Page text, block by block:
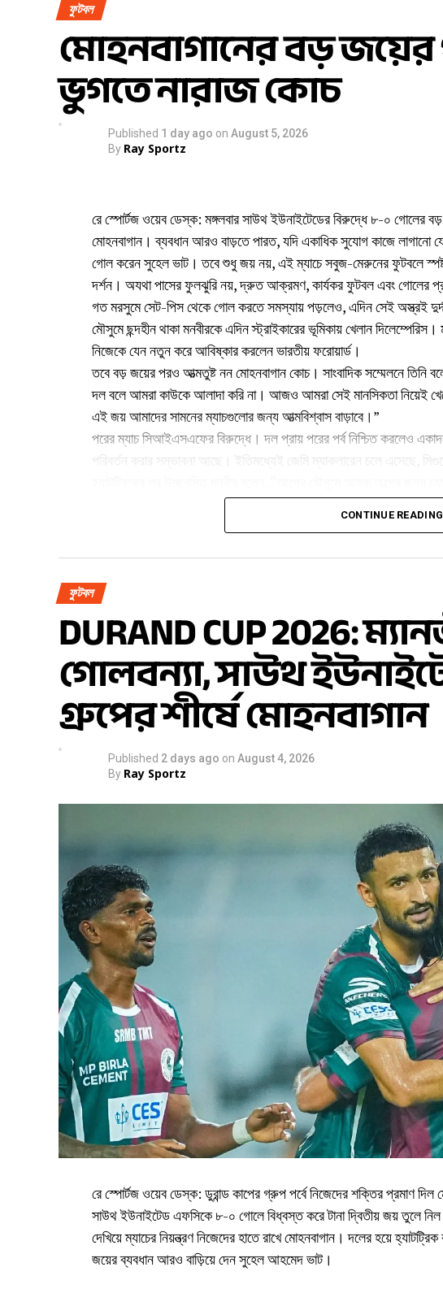
ফুটবল
মোহনবাগানের বড়
ভুগতে নারাজ কোচ
Published 1 day ago on August 5, 2026
By Ray Sportz
রে স্পোর্টজ ওয়েব ডেস্ক: মঙ্গলবার সাউথ ইউনাইটেডের বিরুদ্ধে ৮-০ গোলের বড়
মোহনবাগান। ব্যবধান আরও বাড়তে পারত, যদি একাধিক সুযোগ কাজে লাগানো
গোল করেন সুহেল ভাট। তবে শুধু জয় নয়, এই ম্যাচে সবুজ-মেরুনের ফুটবলে
দর্শন। অযথা পাসের ফুলঝুরি নয়, দ্রুত আক্রমণ, কার্যকর ফুটবল এবং গোলের
গত মরসুমে সেট-পিস থেকে গোল করতে সমস্যায় পড়লেও, এদিন সেই অস্ত্রই
মৌসুমে ছন্দহীন থাকা মনবীরকে এদিন স্ট্রাইকারের ভূমিকায় খেলান
নিজেকে যেন নতুন করে আবিষ্কার করলেন ভারতীয় ফরোয়ার্ড।
তবে বড় জয়ের পরও আত্মতুষ্ট নন মোহনবাগান কোচ। সাংবাদিক সম্মেলনে তিনি
দল বলে আমরা কাউকে আলাদা করি না। আজও আমরা সেই মানসিকতা নিয়েই
এই জয় আমাদের সামনের ম্যাচগুলোর জন্য আত্মবিশ্বাস বাড়াবে।”
পরের ম্যাচ সিআইএসএফের বিরুদ্ধে। দল প্রায় পরের পর্ব নিশ্চিত করলেও
করছি ভালো ফল করব।” প্রথম গোলের পর তাঁর বিশেষ সেলিব্রেশন নিয়েও প্রশ্ন
CONTINUE READING
ফুটবল
DURAND CUP 2026:
গোলবন্যা, সাউথ
গ্রুপের শীর্ষে মোহনবাগান
Published 2 days ago on August 4, 2026
By Ray Sportz
রে স্পোর্টজ ওয়েব ডেস্ক: ডুরান্ড কাপের গ্রুপ পর্বে নিজেদের শক্তির প্রমাণ দিল
সাউথ ইউনাইটেড এফসিকে ৮-০ গোলে বিধ্বস্ত করে টানা দ্বিতীয় জয় তুলে
দেখিয়ে ম্যাচের নিয়ন্ত্রণ নিজেদের হাতে রাখে মোহনবাগান। দলের হয়ে
জয়ের ব্যবধান আরও বাড়িয়ে দেন সুহেল আহমেদ ভাট।